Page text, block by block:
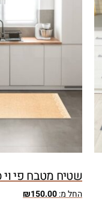
שטיח מטבח פי
החל מ: ₪150.00